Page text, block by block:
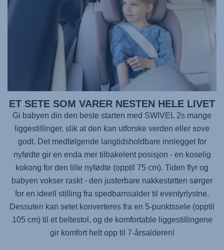
ET SETE SOM VARER NESTEN HELE LIVET
Gi babyen din den beste starten med SWIVEL 2s mange
liggestillinger, slik at den kan utforske verden eller sove
godt. Det medfølgende langtidsholdbare innlegget for
nyfødte gir en enda mer tilbakelent posisjon - en koselig
kokong for den lille nyfødte (opptil 75 cm). Tiden flyr og
babyen vokser raskt - den justerbare nakkestøtten sørger
for en ideell stilling fra spedbarnsalder til eventyrlystne.
Dessuten kan setet konverteres fra en 5-punktssele (opptil
105 cm) til et beltestol, og de komfortable liggestillingene
gir komfort helt opp til 7-årsalderen!